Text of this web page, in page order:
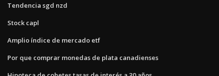
Tendencia sgd nzd
Stock capl
Amplio índice de mercado etf
Por que comprar monedas de plata canadienses